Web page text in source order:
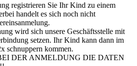
registrieren Sie Ihr Kind zu einem
handelt es sich noch nicht
wird sich unsere Geschäftsstelle mit
setzen. Ihr Kind kann dann im
schnuppern kommen.
DER ANMELDUNG DIE DATEN